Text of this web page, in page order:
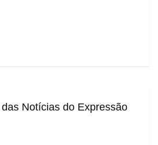
Notícias do Expressão